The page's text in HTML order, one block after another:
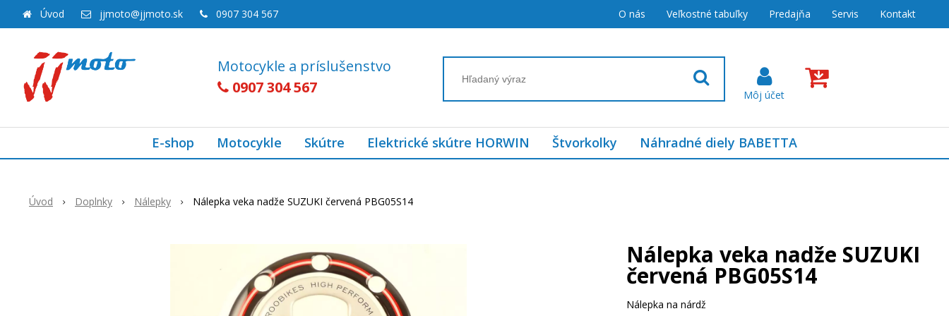
Motocykle a príslušenstvo
0907 304 567
Úvod jjmoto@jjmoto.sk 0907 304 567 O nás Veľkostné tabuľky Predajňa Servis Kontakt
E-shop Motocykle Skútre Elektrické skútre HORWIN Štvorkolky Náhradné diely BABETTA
Úvod Doplnky Nálepky Nálepka veka nadže SUZUKI červená PBG05S14
Nálepka veka nadže SUZUKI
červená PBG05S14
Nálepka na nárdž